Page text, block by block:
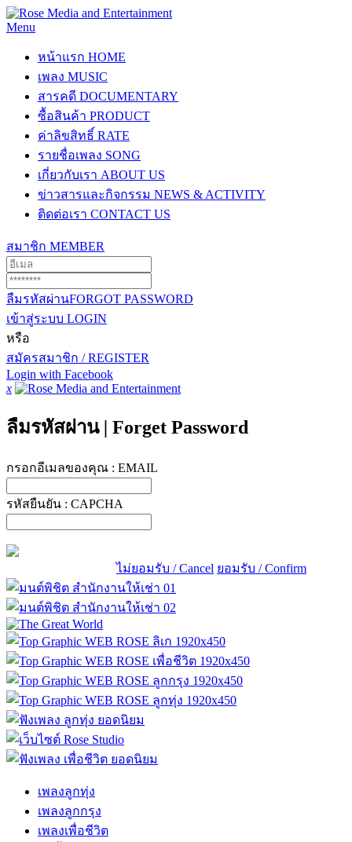
Menu
หน้าแรก HOME
เพลง MUSIC
สารคดี DOCUMENTARY
ซื้อสินค้า PRODUCT
ค่าลิขสิทธิ์ RATE
รายชื่อเพลง SONG
เกี่ยวกับเรา ABOUT US
ข่าวสารและกิจกรรม NEWS & ACTIVITY
ติดต่อเรา CONTACT US
สมาชิก MEMBER
ลืมรหัสผ่านFORGOT PASSWORD
เข้าสู่ระบบ LOGIN
หรือ
สมัครสมาชิก / REGISTER
Login with Facebook
x
ลืมรหัสผ่าน | Forget Password
กรอกอีเมลของคุณ : EMAIL
รหัสยืนยัน : CAPCHA
ไม่ยอมรับ / Cancel ยอมรับ / Confirm
เพลงลูกทุ่ง
เพลงลูกกรุง
เพลงเพื่อชีวิต